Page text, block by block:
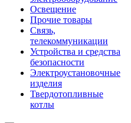
Освещение
Прочие товары
Связь,
телекоммуникации
Устройства и средства
безопасности
Электроустановочные
изделия
Твердотопливные
котлы